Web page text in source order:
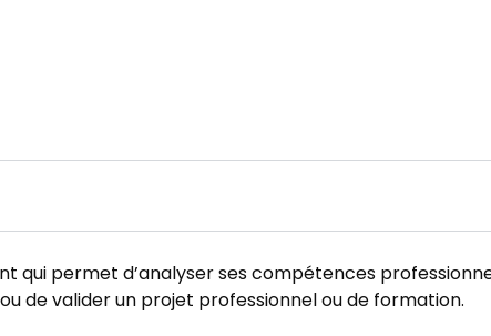
qui permet d’analyser ses compétences
de valider un projet professionnel ou de formation.